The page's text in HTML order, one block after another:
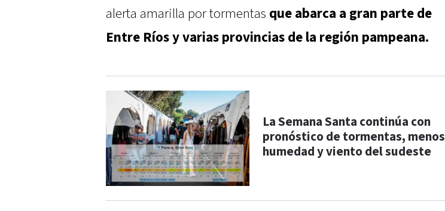
alerta amarilla por tormentas que abarca a gran parte de
Entre Ríos y varias provincias de la región pampeana.
La Semana Santa continúa con
pronóstico de tormentas, menos
humedad y viento del sudeste